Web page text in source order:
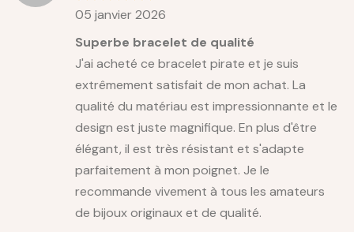
05 janvier 2026
Superbe bracelet de qualité
J'ai acheté ce bracelet pirate et je suis
extrêmement satisfait de mon achat. La
qualité du matériau est impressionnante et le
design est juste magnifique. En plus d'être
élégant, il est très résistant et s'adapte
parfaitement à mon poignet. Je le
recommande vivement à tous les amateurs
de bijoux originaux et de qualité.